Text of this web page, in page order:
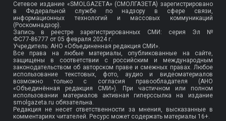
Сетевое издание «SMOLGAZETA» (СМОЛГАЗЕТА) зарегистрировано
в Федеральной службе по надзору в сфере связи,
информационных технологий и массовых коммуникаций
(Роскомнадзор).
Запись в реестре зарегистрированных СМИ: серия Эл №
ФС77-86777 от 05 февраля 2024 г.
Учредитель: АНО «Объединенная редакция СМИ».
Все права на любые материалы, опубликованные на сайте,
защищены в соответствии с российским и международным
законодательством об авторском праве и смежных правах. Любое
использование текстовых, фото, аудио и видеоматериалов
возможно только с согласия правообладателя (АНО
«Объединённая редакция СМИ»). При частичном или полном
использовании материалов активная гиперссылка на издание
smolgazeta.ru обязательна.
Редакция не несет ответственности за мнения, высказанные в
комментариях читателей. Ресурс может содержать материалы 16+.